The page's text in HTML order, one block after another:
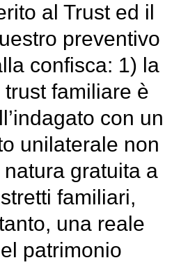
al Trust ed il
preventivo
confisca: 1) la
familiare è
con un
unilaterale non
gratuita a
familiari,
una reale
patrimonio